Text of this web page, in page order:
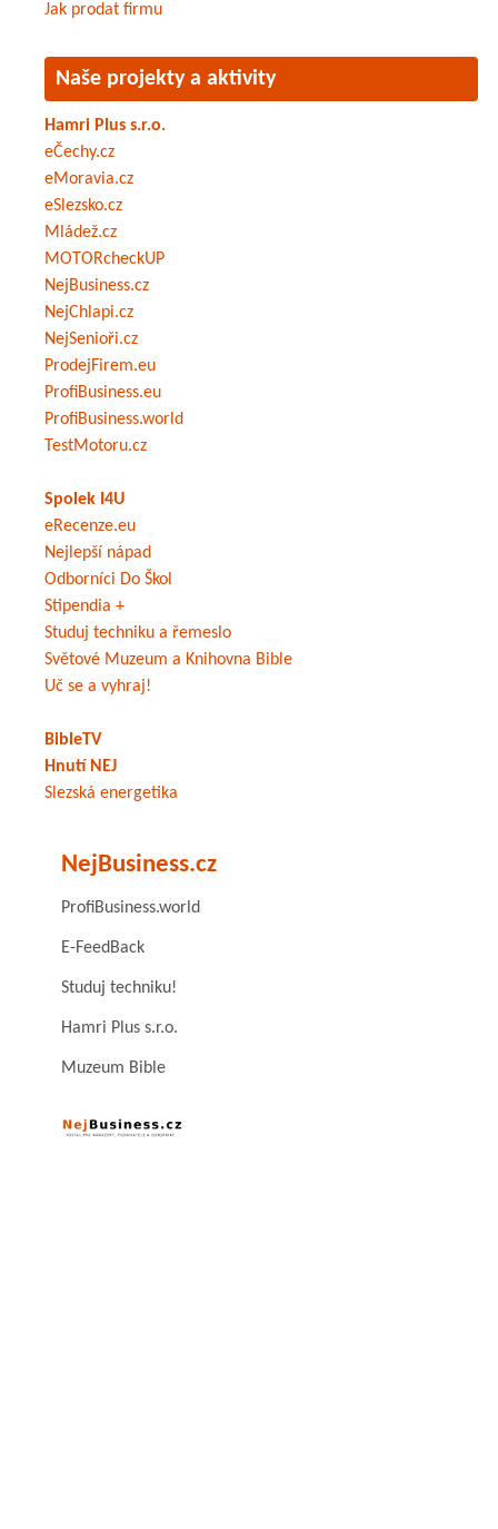
Jak prodat firmu
Naše projekty a aktivity
Hamri Plus s.r.o.
eČechy.cz
eMoravia.cz
eSlezsko.cz
Mládež.cz
MOTORcheckUP
NejBusiness.cz
NejChlapi.cz
NejSenioři.cz
ProdejFirem.eu
ProfiBusiness.eu
ProfiBusiness.world
TestMotoru.cz
Spolek I4U
eRecenze.eu
Nejlepší nápad
Odborníci Do Škol
Stipendia +
Studuj techniku a řemeslo
Světové Muzeum a Knihovna Bible
Uč se a vyhraj!
BibleTV
Hnutí NEJ
Slezská energetika
NejBusiness.cz
ProfiBusiness.world
E-FeedBack
Studuj techniku!
Hamri Plus s.r.o.
Muzeum Bible